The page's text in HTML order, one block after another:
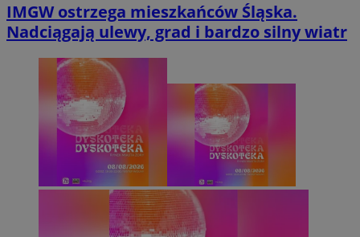
IMGW ostrzega mieszkańców Śląska.
Nadciągają ulewy, grad i bardzo silny wiatr